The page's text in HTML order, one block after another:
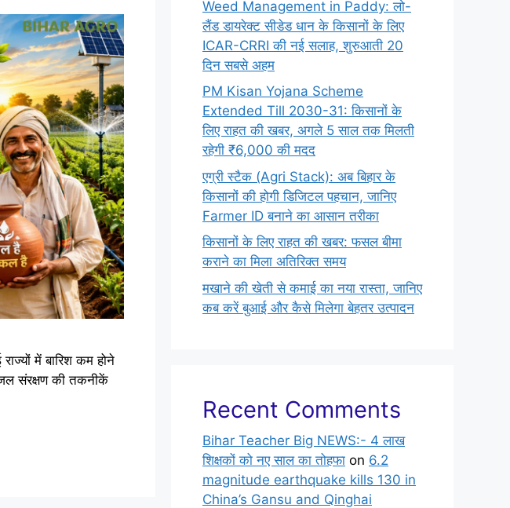
में बारिश कम होने
जल संरक्षण की तकनीकें
Weed Management in Paddy: लो-
लैंड डायरेक्ट सीडेड धान के किसानों के लिए
ICAR-CRRI की नई सलाह, शुरुआती 20
दिन सबसे अहम
PM Kisan Yojana Scheme
Extended Till 2030-31: किसानों के
लिए राहत की खबर, अगले 5 साल तक मिलती
रहेगी ₹6,000 की मदद
एग्री स्टैक (Agri Stack): अब बिहार के
किसानों की होगी डिजिटल पहचान, जानिए
Farmer ID बनाने का आसान तरीका
किसानों के लिए राहत की खबर: फसल बीमा
कराने का मिला अतिरिक्त समय
मखाने की खेती से कमाई का नया रास्ता, जानिए
कब करें बुआई और कैसे मिलेगा बेहतर उत्पादन
Recent Comments
Bihar Teacher Big NEWS:- 4 लाख
शिक्षकों को नए साल का तोहफा on 6.2
magnitude earthquake kills 130 in
China’s Gansu and Qinghai